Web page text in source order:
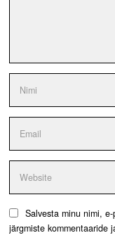
Salvesta minu nimi,
järgmiste kommentaaride